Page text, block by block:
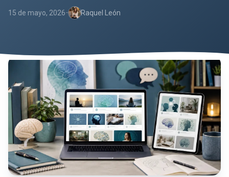
15 de mayo, 2026- Raquel León